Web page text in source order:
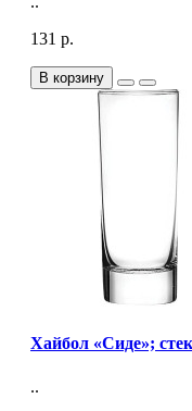
131 р.
В корзину
Хайбол «Сиде»;
..